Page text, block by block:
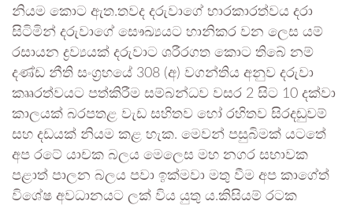
නියම කොට ඇත.තවද දරුවාගේ භාරකාරත්වය දරා
සිටිමින් දරුවාගේ සෞඛ්‍යයට හානිකර වන ලෙස යම්
රසායන ද්‍රව්‍යයක් දරුවාට ශරීරගත කොට තිබේ නම්
දණ්ඩ නීති සංග්‍රහයේ 308 (අ) වගන්තිය අනුව දරුවා
කෲරත්වයට පත්කිරීම සම්බන්ධව වසර 2 සිට 10 දක්වා
කාලයක් බරපතළ වැඩ සහිතව හෝ රහිතව සිරදඬුවම්
සහ දඩයක් නියම කළ හැක. මෙවන් පසුබිමක් යටතේ
අප රටේ යාචක බලය මෙලෙස මහ නගර සභාවක
පළාත් පාලන බලය පවා ඉක්මවා මතු වීම අප කාගේත්
විශේෂ අවධානයට ලක් විය යුතු ය.කිසියම් රටක